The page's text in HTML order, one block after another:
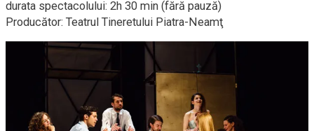
durata spectacolului: 2h 30 min (fără pauză)
Producător: Teatrul Tineretului Piatra-Neamţ